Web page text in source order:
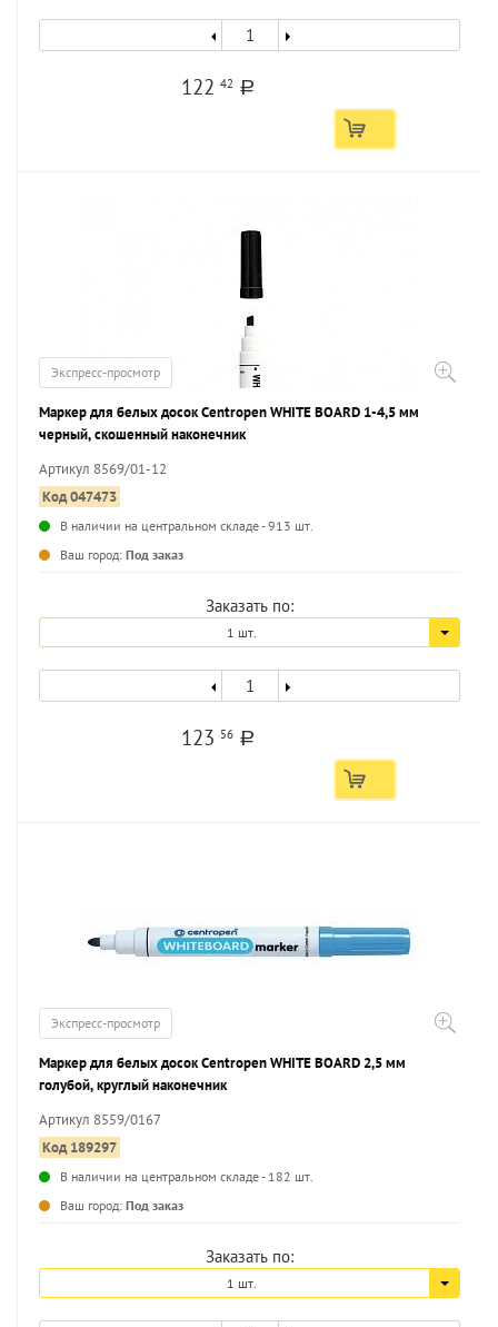
12242 a
Экспресс-просмотр
Маркер для белых досок Centropen WHITE BOARD 1-4,5 мм
черный, скошенный наконечник
Артикул 8569/01-12
Код 047473
В наличии на центральном складе - 913 шт.
Ваш город: Под заказ
Заказать по:
1 шт.
123 56 a
Экспресс-просмотр
Маркер для белых досок Centropen WHITE BOARD 2,5 мм
голубой, круглый наконечник
Артикул 8559/0167
Код 189297
В наличии на центральном складе - 182 шт.
Ваш город: Под заказ
Заказать по:
1 шт.